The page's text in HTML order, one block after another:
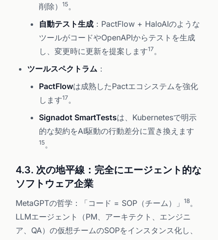
削除）
15。
自動テスト生成 ：PactFlow + HaloAIのような
ツールがコードやOpenAPIからテストを生成
し、変更時に更新を提案します17。
ツールスペクトラム ：
PactFlowは成熟したPactエコシステムを強化
します17。
Signadot SmartTestsは、Kubernetesで明示
的な契約をAI駆動の行動差分に置き換えます
15。
4.3. 次の地平線：完全にエージェント的な
ソフトウェア企業
MetaGPTの哲学：「コード = SOP（チーム）」 18。
LLMエージェント（PM、アーキテクト、エンジニ
ア、QA）の仮想チームのSOPをインスタンス化し、